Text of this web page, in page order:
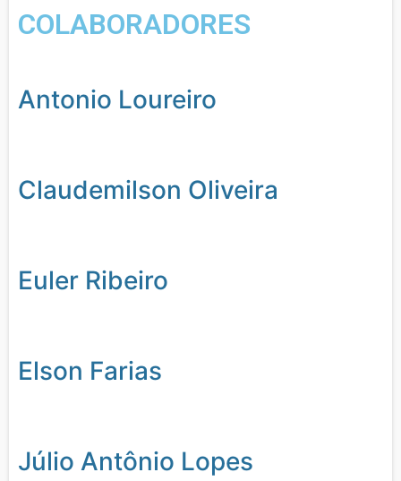
COLABORADORES
Antonio Loureiro
Claudemilson Oliveira
Euler Ribeiro
Elson Farias
Júlio Antônio Lopes